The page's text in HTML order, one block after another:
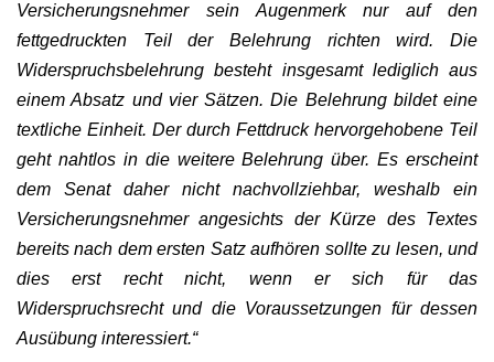
Versicherungsnehmer sein Augenmerk nur auf den
fettgedruckten Teil der Belehrung richten wird. Die
Widerspruchsbelehrung besteht insgesamt lediglich aus
einem Absatz und vier Sätzen. Die Belehrung bildet eine
textliche Einheit. Der durch Fettdruck hervorgehobene Teil
geht nahtlos in die weitere Belehrung über. Es erscheint
dem Senat daher nicht nachvollziehbar, weshalb ein
Versicherungsnehmer angesichts der Kürze des Textes
bereits nach dem ersten Satz aufhören sollte zu lesen, und
dies erst recht nicht, wenn er sich für das
Widerspruchsrecht und die Voraussetzungen für dessen
Ausübung interessiert.“